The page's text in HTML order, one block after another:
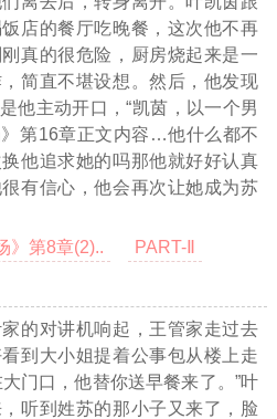
店的餐厅吃晚餐，这次他不再
真的很危险，厨房烧起来是一
简直不堪设想。然后，他发现
他主动开口，“凯茵，以一个男
第16章正文内容…他什么都不
他追求她的吗那他就好好认真
有信心，他会再次让她成为苏
》第8章(2)..
PART-Ⅱ
家的对讲机响起，王管家走过去
到大小姐提着公事包从楼上走
门口，他替你送早餐来了。”叶
听到姓苏的那小子又来了，脸